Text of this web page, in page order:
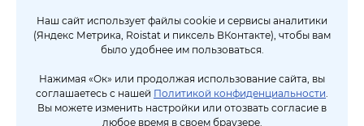
Наш сайт использует файлы cookie и сервисы аналитики
(Яндекс Метрика, Roistat и пиксель ВКонтакте), чтобы вам
было удобнее им пользоваться.
Нажимая «Ок» или продолжая использование сайта, вы
соглашаетесь с нашей Политикой конфиденциальности.
Вы можете изменить настройки или отозвать согласие в
любое время в своем браузере.